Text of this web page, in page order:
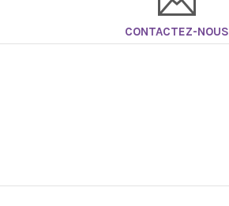
CONTACTEZ-NOUS